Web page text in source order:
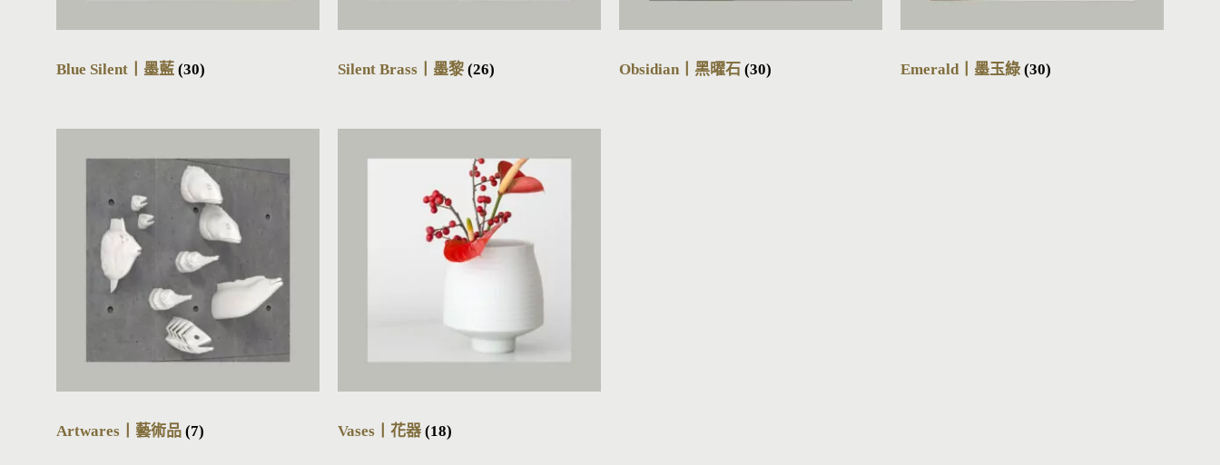
Blue Silent丨墨藍 (30) Silent Brass丨墨黎 (26) Obsidian丨黑曜石 (30) Emerald丨墨玉綠 (30)
Artwares丨藝術品 (7) Vases丨花器 (18)